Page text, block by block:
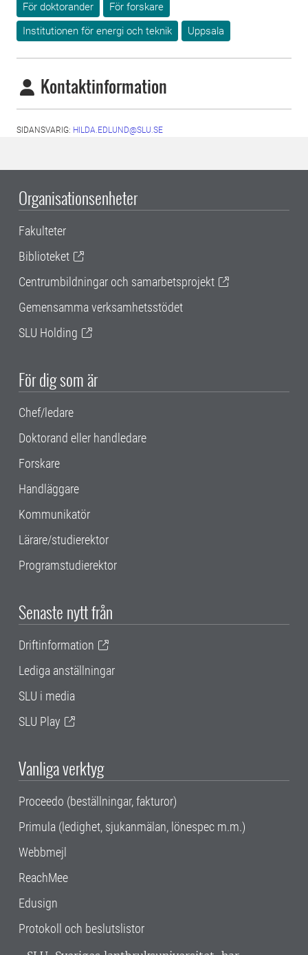
För doktorander
För forskare
Institutionen för energi och teknik
Uppsala
Kontaktinformation
SIDANSVARIG: HILDA.EDLUND@SLU.SE
Organisationsenheter
Fakulteter
Biblioteket
Centrumbildningar och samarbetsprojekt
Gemensamma verksamhetsstödet
SLU Holding
För dig som är
Chef/ledare
Doktorand eller handledare
Forskare
Handläggare
Kommunikatör
Lärare/studierektor
Programstudierektor
Senaste nytt från
Driftinformation
Lediga anställningar
SLU i media
SLU Play
Vanliga verktyg
Proceedo (beställningar, fakturor)
Primula (ledighet, sjukanmälan, lönespec m.m.)
Webbmejl
ReachMee
Edusign
Protokoll och beslutslistor